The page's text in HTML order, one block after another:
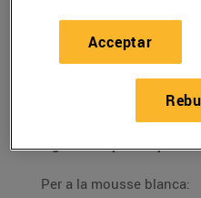
Mousse
negra i
Ingredients per a 4
Per a la mousse blanca:
Acceptar